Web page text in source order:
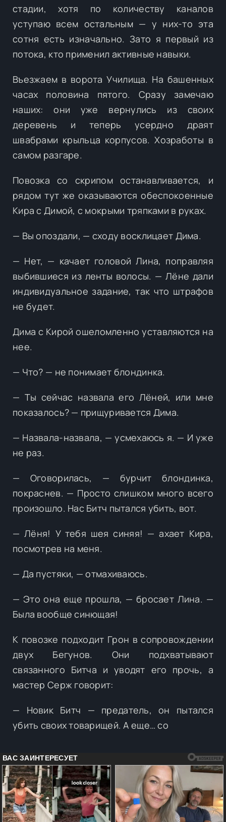
стадии, хотя по количеству каналов
уступаю всем остальным — у них-то эта
сотня есть изначально. Зато я первый из
потока, кто применил активные навыки.
Въезжаем в ворота Училища. На башенных
часах половина пятого. Сразу замечаю
наших: они уже вернулись из своих
деревень и теперь усердно драят
швабрами крыльца корпусов. Хозработы в
самом разгаре.
Повозка со скрипом останавливается, и
рядом тут же оказываются обеспокоенные
Кира с Димой, с мокрыми тряпками в руках.
— Вы опоздали, — сходу восклицает Дима.
— Нет, — качает головой Лина, поправляя
выбившиеся из ленты волосы. — Лёне дали
индивидуальное задание, так что штрафов
не будет.
Дима с Кирой ошеломленно уставляются на
нее.
— Что? — не понимает блондинка.
— Ты сейчас назвала его Лёней, или мне
показалось? — прищуривается Дима.
— Назвала-назвала, — усмехаюсь я. — И уже
не раз.
— Оговорилась, — бурчит блондинка,
покраснев. — Просто слишком много всего
произошло. Нас Битч пытался убить, вот.
— Лёня! У тебя шея синяя! — ахает Кира,
посмотрев на меня.
— Да пустяки, — отмахиваюсь.
— Это она еще прошла, — бросает Лина. —
Была вообще синющая!
К повозке подходит Грон в сопровождении
двух Бегунов. Они подхватывают
связанного Битча и уводят его прочь, а
мастер Серж говорит:
— Новик Битч — предатель, он пытался
убить своих товарищей. А еще… со